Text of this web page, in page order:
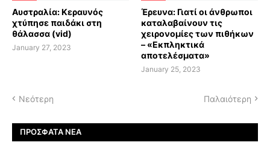
Αυστραλία: Κεραυνός
χτύπησε παιδάκι στη
θάλασσα (vid)
January 27, 2023
Έρευνα: Γιατί οι άνθρωποι
καταλαβαίνουν τις
χειρονομίες των πιθήκων
– «Εκπληκτικά
αποτελέσματα»
January 25, 2023
Νεότερη Παλαιότερη
ΠΡΌΣΦΑΤΑ ΝΈΑ